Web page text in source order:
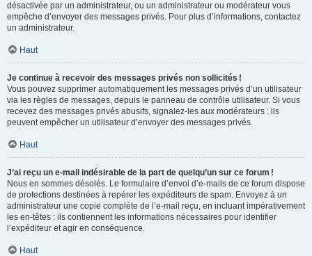
désactivée par un administrateur, ou un administrateur ou modérateur vous
empêche d’envoyer des messages privés. Pour plus d’informations, contactez
un administrateur.
Haut
Je continue à recevoir des messages privés non sollicités !
Vous pouvez supprimer automatiquement les messages privés d’un utilisateur
via les règles de messages, depuis le panneau de contrôle utilisateur. Si vous
recevez des messages privés abusifs, signalez-les aux modérateurs : ils
peuvent empêcher un utilisateur d’envoyer des messages privés.
Haut
J’ai reçu un e-mail indésirable de la part de quelqu’un sur ce forum !
Nous en sommes désolés. Le formulaire d’envoi d’e-mails de ce forum dispose
de protections destinées à repérer les expéditeurs de spam. Envoyez à un
administrateur une copie complète de l’e-mail reçu, en incluant impérativement
les en-têtes : ils contiennent les informations nécessaires pour identifier
l’expéditeur et agir en conséquence.
Haut